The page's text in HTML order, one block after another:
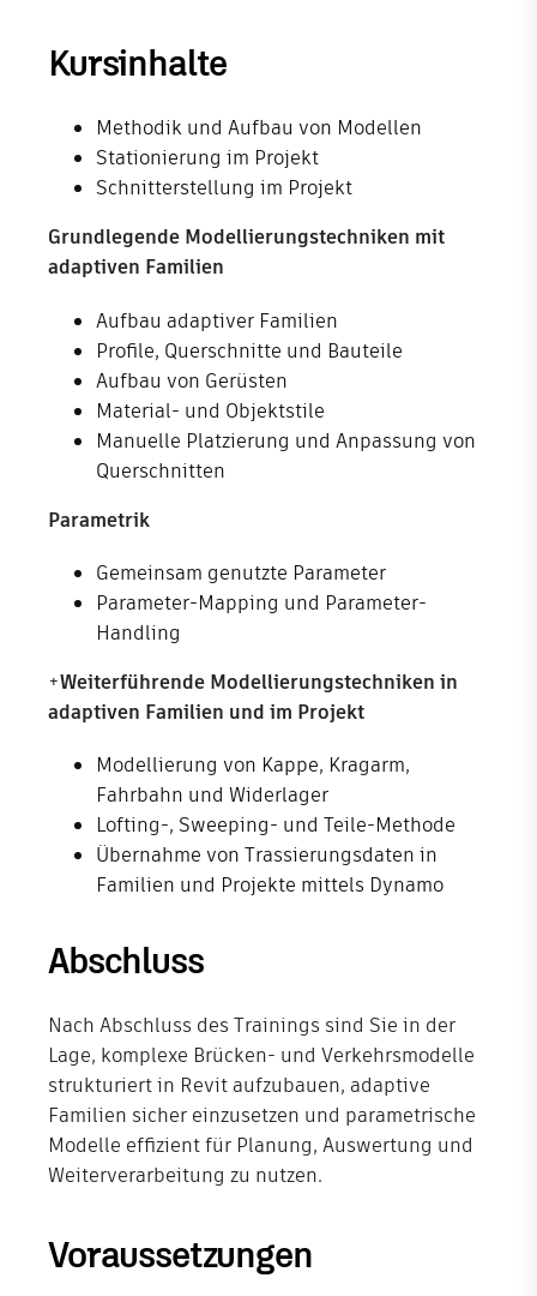
Kursinhalte
Methodik und Aufbau von Modellen
Stationierung im Projekt
Schnitterstellung im Projekt
Grundlegende Modellierungstechniken mit
adaptiven Familien
Aufbau adaptiver Familien
Profile, Querschnitte und Bauteile
Aufbau von Gerüsten
Material- und Objektstile
Manuelle Platzierung und Anpassung von
Querschnitten
Parametrik
Gemeinsam genutzte Parameter
Parameter-Mapping und Parameter-
Handling
+Weiterführende Modellierungstechniken in
adaptiven Familien und im Projekt
Modellierung von Kappe, Kragarm,
Fahrbahn und Widerlager
Lofting-, Sweeping- und Teile-Methode
Übernahme von Trassierungsdaten in
Familien und Projekte mittels Dynamo
Abschluss
Nach Abschluss des Trainings sind Sie in der
Lage, komplexe Brücken- und Verkehrsmodelle
strukturiert in Revit aufzubauen, adaptive
Familien sicher einzusetzen und parametrische
Modelle effizient für Planung, Auswertung und
Weiterverarbeitung zu nutzen.
Voraussetzungen